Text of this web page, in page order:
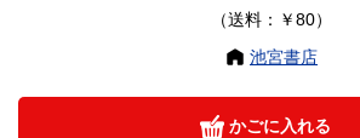
（送料：￥80）
池宮書店
かごに入れる